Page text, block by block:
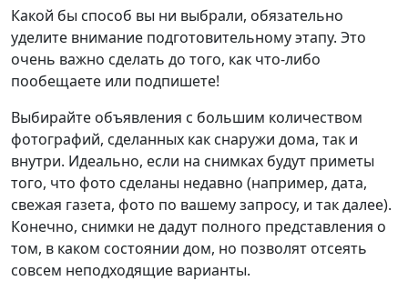
Какой бы способ вы ни выбрали, обязательно
уделите внимание подготовительному этапу. Это
очень важно сделать до того, как что-либо
пообещаете или подпишете!
Выбирайте объявления с большим количеством
фотографий, сделанных как снаружи дома, так и
внутри. Идеально, если на снимках будут приметы
того, что фото сделаны недавно (например, дата,
свежая газета, фото по вашему запросу, и так далее).
Конечно, снимки не дадут полного представления о
том, в каком состоянии дом, но позволят отсеять
совсем неподходящие варианты.